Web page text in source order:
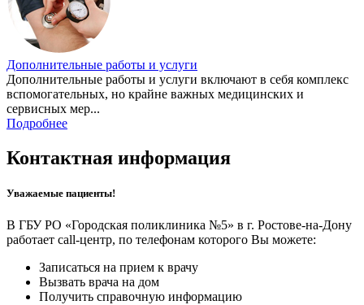
Дополнительные работы и услуги
Дополнительные работы и услуги включают в себя комплекс
вспомогательных, но крайне важных медицинских и
сервисных мер...
Подробнее
Контактная информация
Уважаемые пациенты!
В ГБУ РО «Городская поликлиника №5» в г. Ростове-на-Дону
работает call-центр, по телефонам которого Вы можете:
Записаться на прием к врачу
Вызвать врача на дом
Получить справочную информацию